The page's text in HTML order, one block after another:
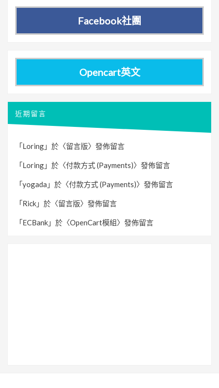
Facebook社團
Opencart英文
近期留言
「 Loring 」於〈留言版〉發佈留言
「 Loring 」於〈付款方式 (Payments)〉發佈留言
「 yogada 」於〈付款方式 (Payments)〉發佈留言
「 Rick 」於〈留言版〉發佈留言
「 ECBank 」於〈OpenCart模組〉發佈留言